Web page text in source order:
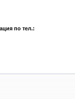
по тел.: